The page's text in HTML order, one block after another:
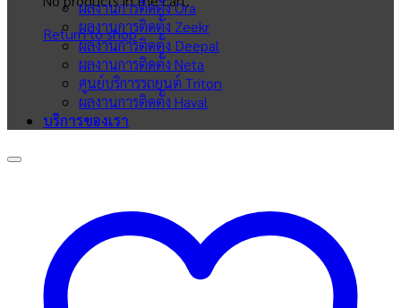
Return to shop
ผลงานการติดตั้ง Ora
ผลงานการติดตั้ง Zeekr
ผลงานการติดตั้ง Deepal
ผลงานการติดตั้ง Neta
ศูนย์บริการรถยนต์ Triton
ผลงานการติดตั้ง Haval
บริการของเรา